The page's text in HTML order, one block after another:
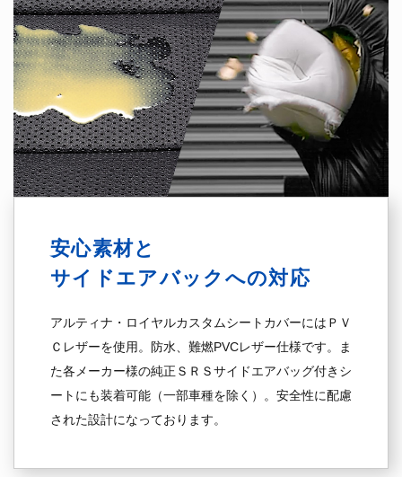
安心素材と
サイドエアバックへの対応
アルティナ・ロイヤルカスタムシートカバーにはＰＶ
Ｃレザーを使用。防水、難燃PVCレザー仕様です。ま
た各メーカー様の純正ＳＲＳサイドエアバッグ付きシ
ートにも装着可能（一部車種を除く）。安全性に配慮
された設計になっております。